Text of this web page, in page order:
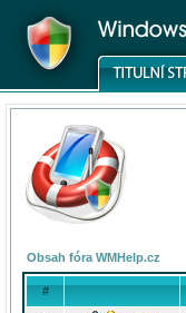
Obsah fóra WMHelp.cz
#